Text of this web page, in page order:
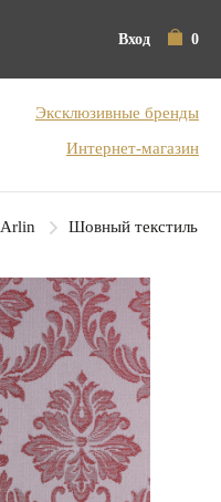
Вход 0
Эксклюзивные бренды
Интернет-магазин
Arlin Шовный текстиль